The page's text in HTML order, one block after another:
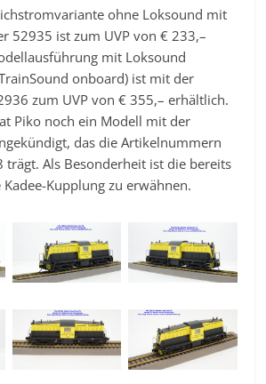
ohne Loksound mit
52935 ist zum UVP von € 233,–
mit Loksound
onboard) ist mit der
zum UVP von € 355,– erhältlich.
Piko noch ein Modell mit der
das die Artikelnummern
Als Besonderheit ist die bereits
Kupplung zu erwähnen.